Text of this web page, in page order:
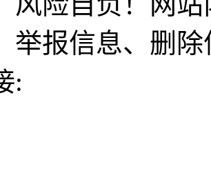
举报信息、删
: